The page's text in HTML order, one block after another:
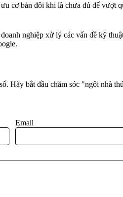
cơ bản đôi khi là chưa đủ để vượt
nghiệp xử lý các vấn đề kỹ
Hãy bắt đầu chăm sóc "ngôi nhà
Email